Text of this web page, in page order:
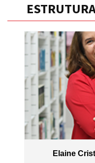
Elaine